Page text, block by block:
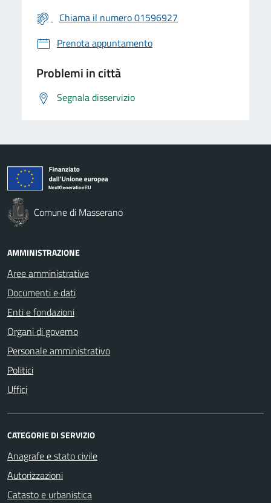
Chiama il numero 01596927
Prenota appuntamento
Problemi in città
Segnala disservizio
Comune di Masserano
AMMINISTRAZIONE
Aree amministrative
Documenti e dati
Enti e fondazioni
Organi di governo
Personale amministrativo
Politici
Uffici
CATEGORIE DI SERVIZIO
Anagrafe e stato civile
Autorizzazioni
Catasto e urbanistica